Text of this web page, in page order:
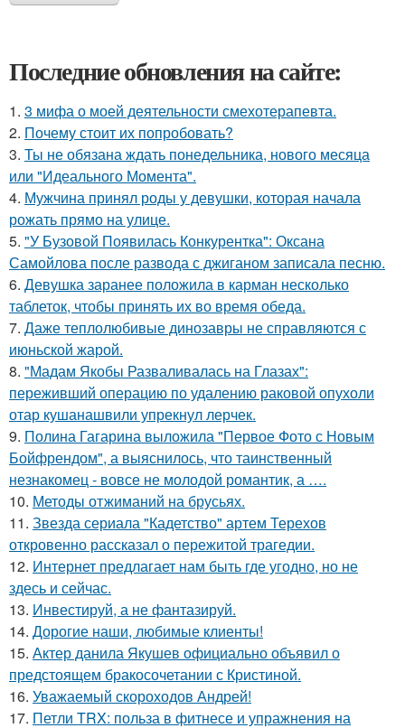
Последние обновления на сайте:
1. 3 мифа о моей деятельности смехотерапевта.
2. Почему стоит их попробовать?
3. Ты не обязана ждать понедельника, нового месяца
или "Идеального Момента".
4. Мужчина принял роды у девушки, которая начала
рожать прямо на улице.
5. "У Бузовой Появилась Конкурентка": Оксана
Самойлова после развода с джиганом записала песню.
6. Девушка заранее положила в карман несколько
таблеток, чтобы принять их во время обеда.
7. Даже теплолюбивые динозавры не справляются с
июньской жарой.
8. "Мадам Якобы Разваливалась на Глазах":
переживший операцию по удалению раковой опухоли
отар кушанашвили упрекнул лерчек.
9. Полина Гагарина выложила "Первое Фото с Новым
Бойфрендом", а выяснилось, что таинственный
незнакомец - вовсе не молодой романтик, а ….
10. Методы отжиманий на брусьях.
11. Звезда сериала "Кадетство" артем Терехов
откровенно рассказал о пережитой трагедии.
12. Интернет предлагает нам быть где угодно, но не
здесь и сейчас.
13. Инвестируй, а не фантазируй.
14. Дорогие наши, любимые клиенты!
15. Актер данила Якушев официально объявил о
предстоящем бракосочетании с Кристиной.
16. Уважаемый скороходов Андрей!
17. Петли TRX: польза в фитнесе и упражнения на